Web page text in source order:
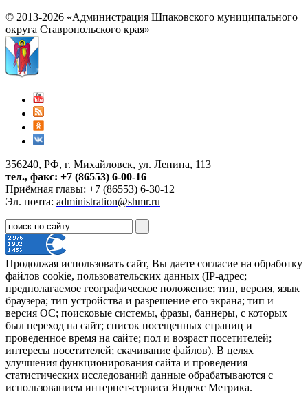
© 2013-2026 «Администрация Шпаковского муниципального
округа Ставропольского края»
356240, РФ, г. Михайловск, ул. Ленина, 113
тел., факс: +7 (86553) 6-00-16
Приёмная главы: +7 (86553) 6-30-12
Эл. почта: administration@shmr.ru
Продолжая использовать сайт, Вы даете согласие на обработку
файлов cookie, пользовательских данных (IP-адрес;
предполагаемое географическое положение; тип, версия, язык
браузера; тип устройства и разрешение его экрана; тип и
версия ОС; поисковые системы, фразы, баннеры, с которых
был переход на сайт; список посещенных страниц и
проведенное время на сайте; пол и возраст посетителей;
интересы посетителей; скачивание файлов). В целях
улучшения функционирования сайта и проведения
статистических исследований данные обрабатываются с
использованием интернет-сервиса Яндекс Метрика.